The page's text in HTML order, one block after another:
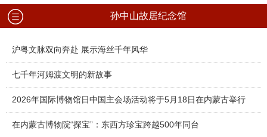
孙中山故居纪念馆
沪粤文脉双向奔赴 展示海丝千年风华
七千年河姆渡文明的新故事
2026年国际博物馆日中国主会场活动将于5月18日在内蒙古举行
在内蒙古博物院“探宝”：东西方珍宝跨越500年同台